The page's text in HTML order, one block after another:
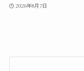
2026年8月7日